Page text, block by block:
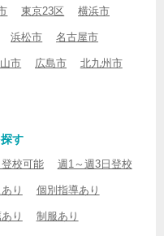
東京23区 横浜市
浜松市 名古屋市
市 広島市 北九州市
す
校可能 週1～週3日登校
り 個別指導あり
り 制服あり